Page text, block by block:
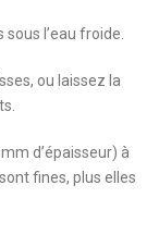
l’eau froide.
ou laissez la
d’épaisseur) à
fines, plus elles